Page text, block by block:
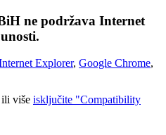
ne podržava Internet
Explorer, Google Chrome,
više isključite "Compatibility